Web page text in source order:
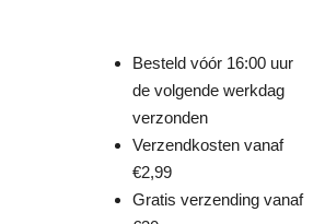
Besteld vóór 16:00 uur
de volgende werkdag
verzonden
Verzendkosten vanaf
€2,99
Gratis verzending vanaf